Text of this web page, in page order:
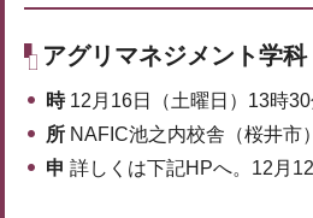
アグリマネジメント学科
時 12月16日（土曜日）13時
所 NAFIC池之内校舎（桜井市）
申 詳しくは下記HPへ。12月12